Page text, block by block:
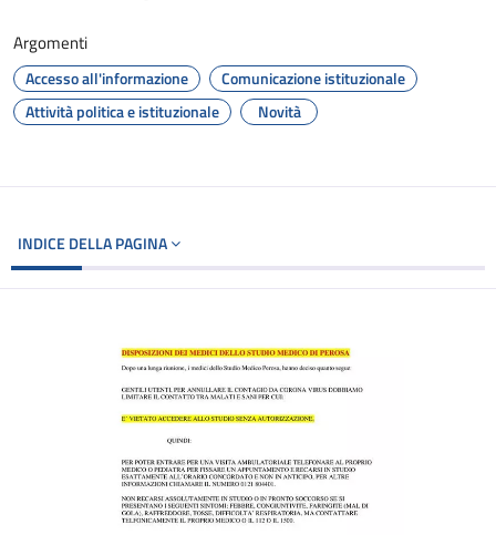
Argomenti
Accesso all'informazione
Comunicazione istituzionale
Attività politica e istituzionale
Novità
INDICE DELLA PAGINA